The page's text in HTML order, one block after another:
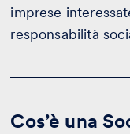
imprese
responsabilità
Cos’è una